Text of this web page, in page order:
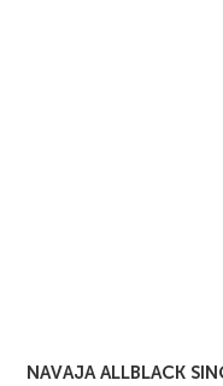
NAVAJA ALLBLACK